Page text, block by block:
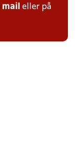
mail eller på